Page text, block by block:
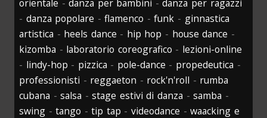
orientale -danza per bambini -danza per ragazzi
- danza popolare -flamenco -funk - ginnastica
artistica - heels dance - hip hop - house dance -
kizomba - laboratorio coreografico - lezioni-online
- lindy-hop - pizzica - pole-dance - propedeutica -
professionisti - reggaeton - rock'n'roll - rumba
cubana -salsa -stage estivi di danza -samba -
swing -tango -tip tap -videodance -waacking e